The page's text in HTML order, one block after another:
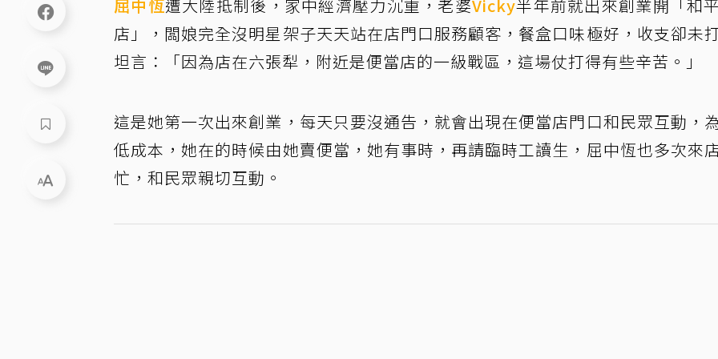
屈中恆遭大陸抵制後，家中經濟壓力沉重，老婆Vicky半年前就出來創業開「和
店」，闆娘完全沒明星架子天天站在店門口服務顧客，餐盒口味極好，收支卻未
坦言：「因為店在六張犁，附近是便當店的一級戰區，這場仗打得有些辛苦。」
這是她第一次出來創業，每天只要沒通告，就會出現在便當店門口和民眾互動，
低成本，她在的時候由她賣便當，她有事時，再請臨時工讀生，屈中恆也多次來
忙，和民眾親切互動。